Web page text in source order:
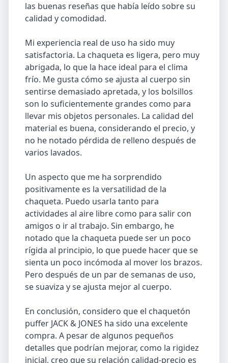
las buenas reseñas que había leído sobre su
calidad y comodidad.
Mi experiencia real de uso ha sido muy
satisfactoria. La chaqueta es ligera, pero muy
abrigada, lo que la hace ideal para el clima
frío. Me gusta cómo se ajusta al cuerpo sin
sentirse demasiado apretada, y los bolsillos
son lo suficientemente grandes como para
llevar mis objetos personales. La calidad del
material es buena, considerando el precio, y
no he notado pérdida de relleno después de
varios lavados.
Un aspecto que me ha sorprendido
positivamente es la versatilidad de la
chaqueta. Puedo usarla tanto para
actividades al aire libre como para salir con
amigos o ir al trabajo. Sin embargo, he
notado que la chaqueta puede ser un poco
rígida al principio, lo que puede hacer que se
sienta un poco incómoda al mover los brazos.
Pero después de un par de semanas de uso,
se suaviza y se ajusta mejor al cuerpo.
En conclusión, considero que el chaquetón
puffer JACK & JONES ha sido una excelente
compra. A pesar de algunos pequeños
detalles que podrían mejorar, como la rigidez
inicial, creo que su relación calidad-precio es